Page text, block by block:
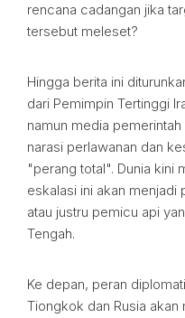
rencana cadangan jika
tersebut meleset?
Hingga berita ini
dari Pemimpin Tertinggi
namun media
narasi perlawanan dan
"perang total". Dunia kini
eskalasi ini akan menjadi
atau justru pemicu api
Tengah.
Ke depan, peran
Tiongkok dan Rusia